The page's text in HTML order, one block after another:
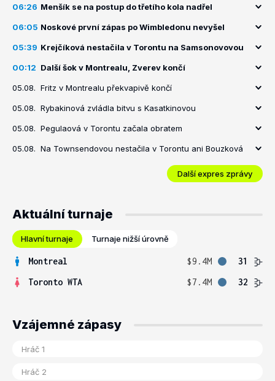
06:26 Menšík se na postup do třetího kola nadřel
06:05 Noskové první zápas po Wimbledonu nevyšel
05:39 Krejčíková nestačila v Torontu na Samsonovovou
00:12 Další šok v Montrealu, Zverev končí
05.08. Fritz v Montrealu překvapivě končí
05.08. Rybakinová zvládla bitvu s Kasatkinovou
05.08. Pegulaová v Torontu začala obratem
05.08. Na Townsendovou nestačila v Torontu ani Bouzková
Další expres zprávy
Aktuální turnaje
Hlavní turnaje Turnaje nižší úrovně
Montreal $9.4M
31
Toronto WTA
$7.4M 32
Vzájemné zápasy